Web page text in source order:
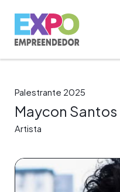
Palestrante 2025
Maycon Santos
Artista